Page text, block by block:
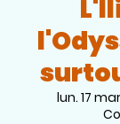
lun. 17